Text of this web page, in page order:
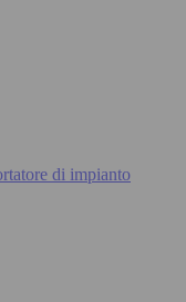
di impianto